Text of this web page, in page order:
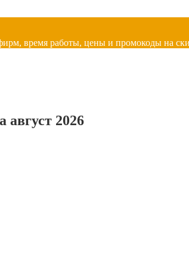
время работы, цены и промокоды на
2026